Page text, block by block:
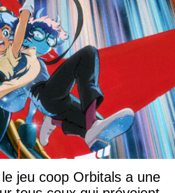
jeu coop Orbitals a une